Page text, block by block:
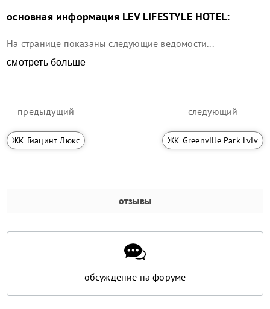
основная информация LEV LIFESTYLE HOTEL:
На странице показаны следующие ведомости...
смотреть больше
предыдущий
ЖК Гиацинт Люкс
следующий
ЖК Greenville Park Lviv
отзывы
обсуждение на форуме